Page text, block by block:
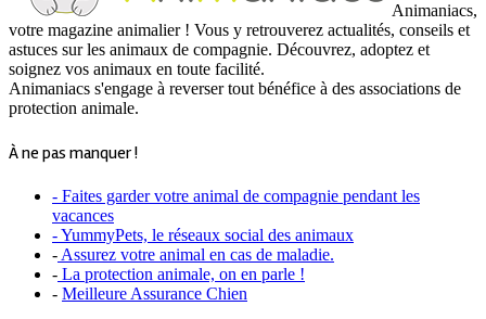
Animaniacs,
votre magazine animalier ! Vous y retrouverez actualités, conseils et
astuces sur les animaux de compagnie. Découvrez, adoptez et
soignez vos animaux en toute facilité.
Animaniacs s'engage à reverser tout bénéfice à des associations de
protection animale.
À ne pas manquer !
- Faites garder votre animal de compagnie pendant les
vacances
- YummyPets, le réseaux social des animaux
- Assurez votre animal en cas de maladie.
- La protection animale, on en parle !
- Meilleure Assurance Chien